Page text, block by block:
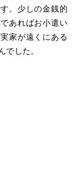
。少しの金銭的
あればお小遣い
家が遠くにある
でした。